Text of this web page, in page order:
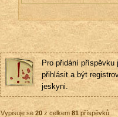
Pro přidání příspěvku
přihlásit a být
jeskyni.
Vypisuje se20z celkem 81 příspěvků